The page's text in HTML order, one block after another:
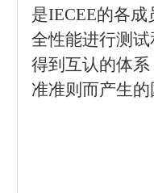
是IECEE的各
全性能进行测
得到互认的体
准准则而产生